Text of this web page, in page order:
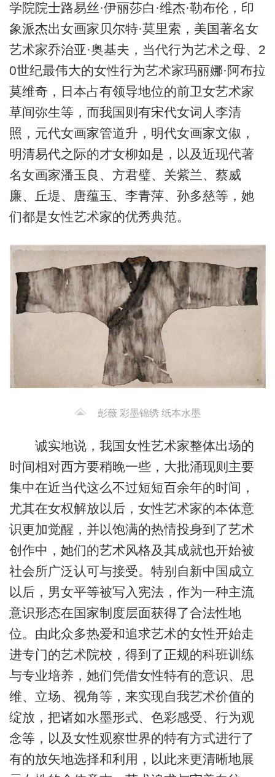
学院院士路易丝·伊丽莎白·维杰·勒布伦，印
象派杰出女画家贝尔特·莫里索，美国著名女
艺术家乔治亚·奥基夫，当代行为艺术之母、2
0世纪最伟大的女性行为艺术家玛丽娜·阿布拉
莫维奇，日本占有领导地位的前卫女艺术家
草间弥生等，而我国则有宋代女词人李清
照，元代女画家管道升，明代女画家文俶，
明清易代之际的才女柳如是，以及近现代著
名女画家潘玉良、方君璧、关紫兰、蔡威
廉、丘堤、唐蕴玉、李青萍、孙多慈等，她
们都是女性艺术家的优秀典范。
彭薇 彩墨锦绣 纸本水墨
诚实地说，我国女性艺术家整体出场的
时间相对西方要稍晚一些，大批涌现则主要
集中在近当代这么不过短短百余年的时间，
尤其在女权解放以后，女性艺术家的本体意
识更加觉醒，并以饱满的热情投身到了艺术
创作中，她们的艺术风格及其成就也开始被
社会所广泛认可与接受。特别自新中国成立
以后，男女平等被写入宪法，作为一种主流
意识形态在国家制度层面获得了合法性地
位。由此众多热爱和追求艺术的女性开始走
进专门的艺术院校，得到了正规的科班训练
与专业培养，她们凭借女性特有的意识、思
维、立场、视角等，来实现自我艺术价值的
绽放，把诸如水墨形式、色彩感受、行为观
念等，以及女性观察世界的特有方式进行了
有的放矢地选择和利用，以此来更清晰地展